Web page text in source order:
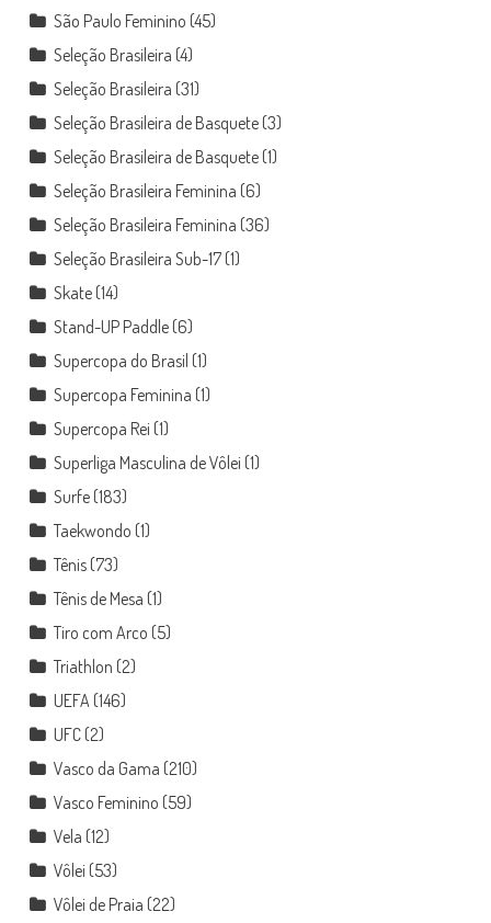
São Paulo Feminino (45)
Seleção Brasileira (4)
Seleção Brasileira (31)
Seleção Brasileira de Basquete(3)
Seleção Brasileira de Basquete(1)
Seleção Brasileira Feminina (6)
Seleção Brasileira Feminina (36)
Seleção Brasileira Sub-17(1)
Skate(14)
Stand-UP Paddle(6)
Supercopa do Brasil (1)
Supercopa Feminina (1)
Supercopa Rei (1)
Superliga Masculina de Vôlei (1)
Surfe(183)
Taekwondo (1)
Tênis(73)
Tênis de Mesa (1)
Tiro com Arco (5)
Triathlon (2)
UEFA(146)
UFC(2)
Vasco da Gama (210)
Vasco Feminino (59)
Vela (12)
Vôlei (53)
Vôlei de Praia (22)